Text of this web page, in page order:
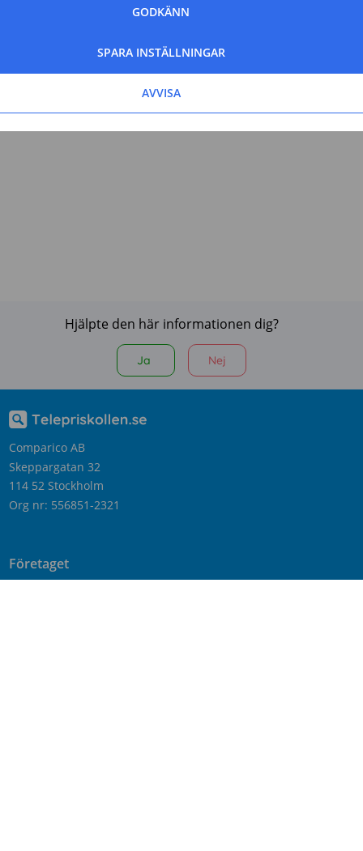
AVVISA
SPARA INSTÄLLNINGAR
GODKÄNN
Hjälpte den här informationen dig?
Ja Nej
Comparico AB
Skeppargatan 32
114 52 Stockholm
Org nr: 556851-2321
Företaget